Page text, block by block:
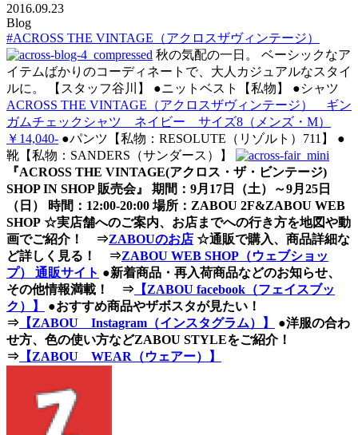
2016.09.23
Blog
#ACROSS THE VINTAGE（アクロスザヴィンテージ）
秋の気配の一日。 ベーシックなア
イテムばかりのコーディネートで、大人カジュアルなスタイ
ルに。 【スタッフ谷川】 ●ニットベスト【私物】 ●シャツ
ACROSS THE VINTAGE（アクロスザヴィンテージ） ギン
ガムチェックシャツ ネイビー サイズ8（メンズ・M）
￥14,040- ●パンツ【私物：RESOLUTE（リゾルト）711】 ●
靴【私物：SANDERS（サンダース）】
『ACROSS THE VINTAGE(アクロス・ザ・ビンテージ)
SHOP IN SHOP 販売会』
期間：9月17日（土）～9月25日
（日） 時間：12:00-20:00 場所：ZABOU 2F&ZABOU WEB
SHOP ☆実店舗へのご案内、お店までへの行き方を地図や動
画でご紹介！ ⇒ZABOUのお店 ☆通販で購入、商品詳細な
ど詳しく見る！ ⇒ZABOU WEB SHOP（ウェブショッ
プ） 通販サイト ●新着商品・再入荷商品などのお知らせ、
その他情報満載！ ⇒ 【ZABOU facebook（フェイスブッ
ク）】
●おすすめ商品やザボスタが見たい！
⇒ 【ZABOU Instagram（インスタグラム）】
●洋服の合わ
せ方、色の使い方などZABOU STYLEをご紹介！
⇒ 【ZABOU WEAR（ウェアー）】